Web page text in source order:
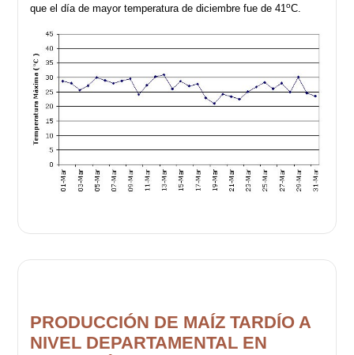
que el día de mayor temperatura de diciembre fue de 41oC.
PRODUCCIÓN DE MAÍZ TARDÍO A
NIVEL DEPARTAMENTAL EN